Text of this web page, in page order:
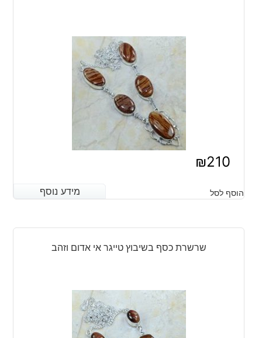
₪210
מידע נוסף הוסף לסל מידע נוסף
שרשרת כסף בשיבוץ טייגר אי אדום וזהב